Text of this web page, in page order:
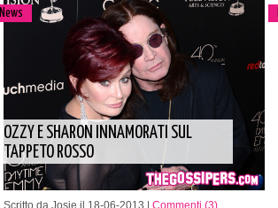
News
OZZY E SHARON INNAMORATI SUL
TAPPETO ROSSO
Scritto da Josie il 18-06-2013 | Commenti (3)